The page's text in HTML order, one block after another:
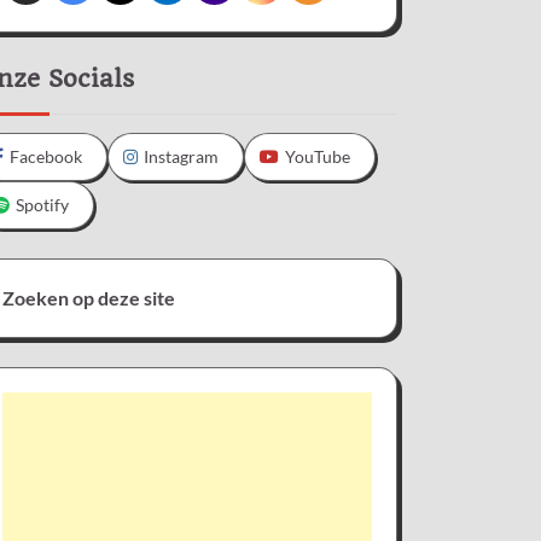
Socials
Facebook Instagram YouTube
Spotify
Zoeken op deze site